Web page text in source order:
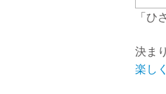
「ひ
決ま
楽し